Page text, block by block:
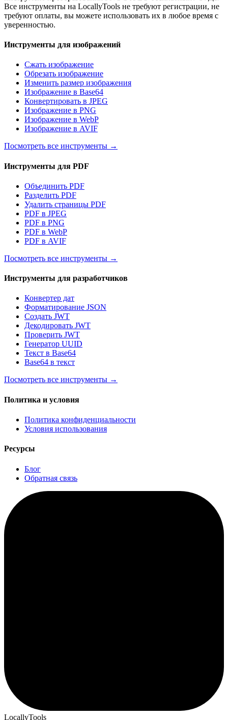
Все инструменты на LocallyTools не требуют регистрации, не
требуют оплаты, вы можете использовать их в любое время с
уверенностью.
Инструменты для изображений
Сжать изображение
Обрезать изображение
Изменить размер изображения
Изображение в Base64
Конвертировать в JPEG
Изображение в PNG
Изображение в WebP
Изображение в AVIF
Посмотреть все инструменты →
Инструменты для PDF
Объединить PDF
Разделить PDF
Удалить страницы PDF
PDF в JPEG
PDF в PNG
PDF в WebP
PDF в AVIF
Посмотреть все инструменты →
Инструменты для разработчиков
Конвертер дат
Форматирование JSON
Создать JWT
Декодировать JWT
Проверить JWT
Генератор UUID
Текст в Base64
Base64 в текст
Посмотреть все инструменты →
Политика и условия
Политика конфиденциальности
Условия использования
Ресурсы
Блог
Обратная связь
LocallyTools